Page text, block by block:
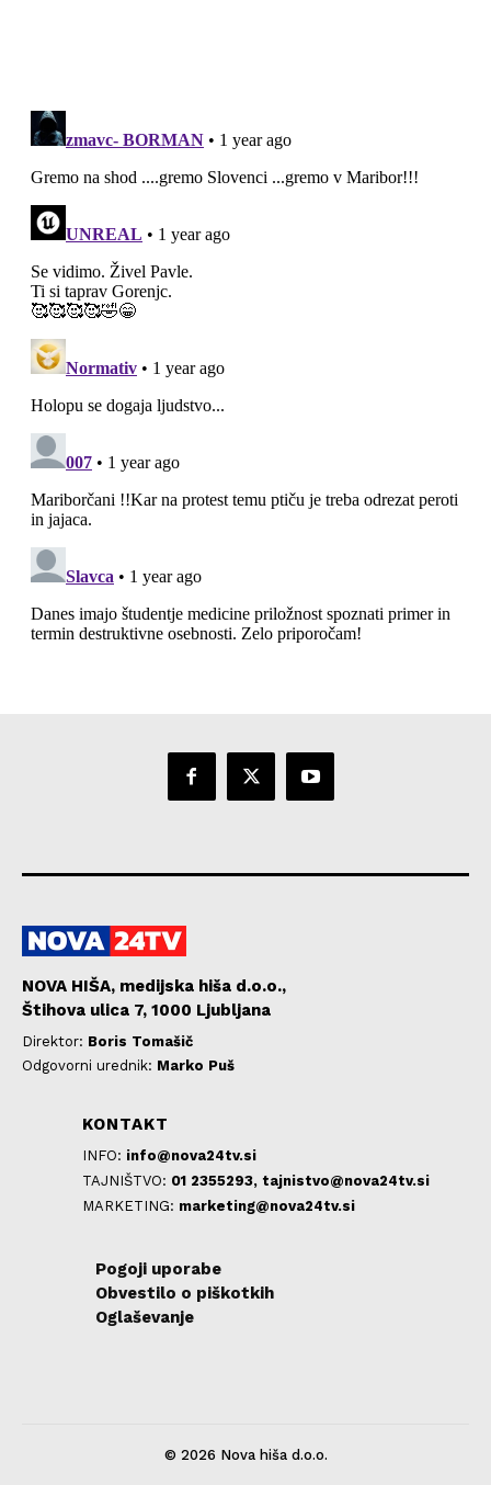
NOVA HIŠA, medijska hiša d.o.o.,
Štihova ulica 7, 1000 Ljubljana
Direktor: Boris Tomašič
Odgovorni urednik: Marko Puš
KONTAKT
INFO: info@nova24tv.si
TAJNIŠTVO: 01 2355293, tajnistvo@nova24tv.si
MARKETING: marketing@nova24tv.si
Pogoji uporabe
Obvestilo o piškotkih
Oglaševanje
© 2026 Nova hiša d.o.o.